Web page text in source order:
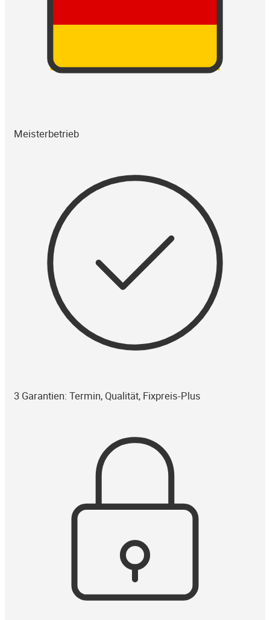
Meisterbetrieb
3 Garantien: Termin, Qualität, Fixpreis-Plus